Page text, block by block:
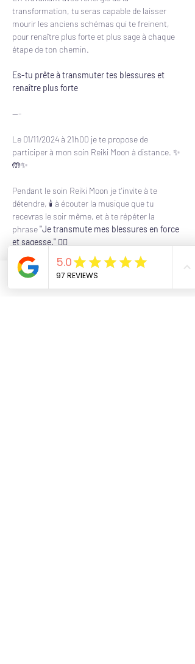
transformation, tu seras capable de laisser
mourir les anciens schémas qui te freinent,
pour renaître plus forte et plus sage à chaque
étape de ton chemin.
Es-tu prête à transmuter tes blessures et
renaître plus forte
---
Le 01/11/2024 à 21h00 je te propose de
participer à mon soin Reiki Moon à distance. ✨
🤲✨
Pendant le soin Reiki Moon je t'invite à te
détendre, 🕯 à écouter la musique que tu
recevras le soir même, et à te répéter la
phrase "Je transmute mes blessures en force
et sagesse." 🧘‍♀️
A 21h30 le soin en direct se termine mais il se
poursuit encore durant 3 jours. Pendant ces 3